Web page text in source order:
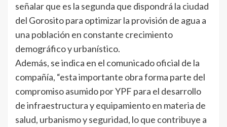
señalar que es la segunda que dispondrá la ciudad
del Gorosito para optimizar la provisión de agua a
una población en constante crecimiento
demográfico y urbanístico.
Además, se indica en el comunicado oficial de la
compañía, “esta importante obra forma parte del
compromiso asumido por YPF para el desarrollo
de infraestructura y equipamiento en materia de
salud, urbanismo y seguridad, lo que contribuye a